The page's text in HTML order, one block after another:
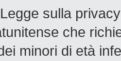
sulla
che
minori di età